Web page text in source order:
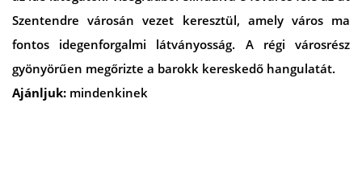
Szentendre városán vezet keresztül, amely város ma
fontos idegenforgalmi látványosság. A régi városrész
gyönyörűen megőrizte a barokk kereskedő hangulatát.
Ajánljuk: mindenkinek